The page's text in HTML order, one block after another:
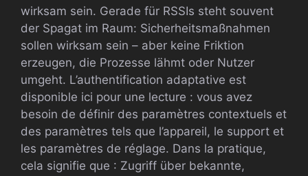
wirksam sein. Gerade für RSSIs steht souvent
der Spagat im Raum: Sicherheitsmaßnahmen
sollen wirksam sein – aber keine Friktion
erzeugen, die Prozesse lähmt oder Nutzer
umgeht. L’authentification adaptative est
disponible ici pour une lecture : vous avez
besoin de définir des paramètres contextuels et
des paramètres tels que l’appareil, le support et
les paramètres de réglage. Dans la pratique,
cela signifie que : Zugriff über bekannte,